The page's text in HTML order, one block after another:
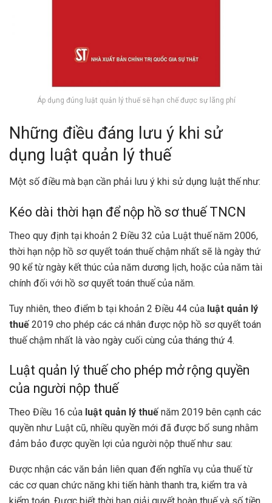
Áp dụng đúng luật quản lý thuế sẽ hạn chế được sự lãng phí
Những điều đáng lưu ý khi sử
dụng luật quản lý thuế
Một số điều mà bạn cần phải lưu ý khi sử dụng luật thế như:
Kéo dài thời hạn để nộp hồ sơ thuế TNCN
Theo quy định tại khoản 2 Điều 32 của Luật thuế năm 2006,
thời hạn nộp hồ sơ quyết toán thuế chậm nhất sẽ là ngày thứ
90 kể từ ngày kết thúc của năm dương lịch, hoặc của năm tài
chính đối với hồ sơ quyết toán thuế của năm.
Tuy nhiên, theo điểm b tại khoản 2 Điều 44 của luật quản lý
thuế2019 cho phép các cá nhân được nộp hồ sơ quyết toán
thuế chậm nhất là vào ngày cuối cùng của tháng thứ 4.
Luật quản lý thuế cho phép mở rộng quyền
của người nộp thuế
Theo Điều 16 của luật quản lý thuếnăm 2019 bên cạnh các
quyền như Luật cũ, nhiều quyền mới đã được bổ sung nhằm
đảm bảo được quyền lợi của người nộp thuế như sau:
Được nhận các văn bản liên quan đến nghĩa vụ của thuế từ
các cơ quan chức năng khi tiến hành thanh tra, kiểm tra và